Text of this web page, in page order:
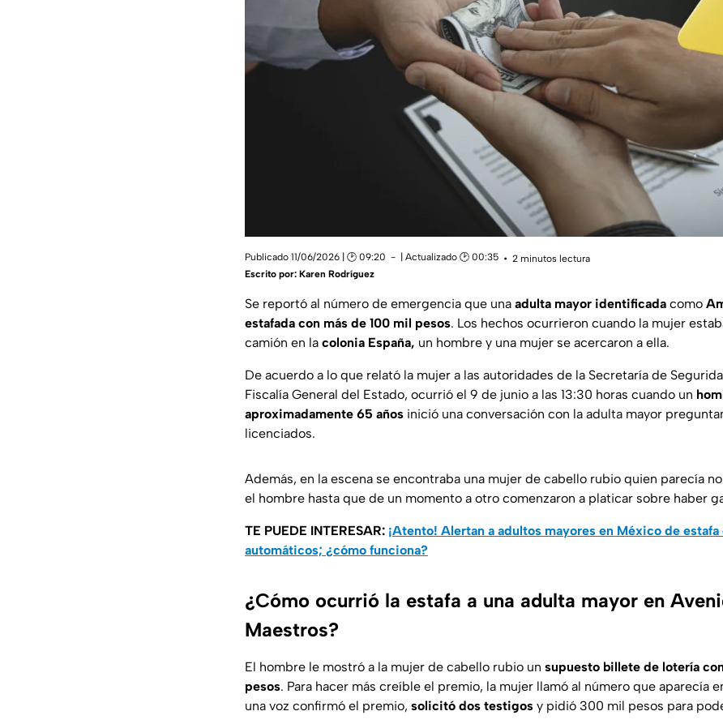
Publicado 11/06/2026 | 🕑 09:20 | Actualizado 🕑 00:35
2 minutos lectura
Escrito por: Karen Rodríguez
Se reportó al número de emergencia que una adulta mayor identificada como
estafada con más de 100 mil pesos. Los hechos ocurrieron cuando la mujer
camión en la colonia España, un hombre y una mujer se acercaron a ella.
De acuerdo a lo que relató la mujer a las autoridades de la Secretaría de
Fiscalía General del Estado, ocurrió el 9 de junio a las 13:30 horas cuando un
aproximadamente 65 años inició una conversación con la adulta mayor
licenciados.
Además, en la escena se encontraba una mujer de cabello rubio quien parecía
el hombre hasta que de un momento a otro comenzaron a platicar sobre haber
TE PUEDE INTERESAR: ¡Atento! Alertan a adultos mayores en México de estafa
automáticos; ¿cómo funciona?
¿Cómo ocurrió la estafa a una adulta mayor en
Maestros?
El hombre le mostró a la mujer de cabello rubio un supuesto billete de lotería
pesos. Para hacer más creíble el premio, la mujer llamó al número que aparecía
una voz confirmó el premio, solicitó dos testigos y pidió 300 mil pesos para